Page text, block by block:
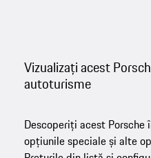
Vizualizați acest
autoturisme
Descoperiți acest
opțiunile speciale și alte